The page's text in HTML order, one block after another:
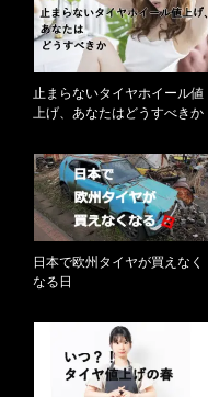
止まらないタイヤホイール値
上げ、あなたはどうすべきか
日本で欧州タイヤが買えなく
なる日